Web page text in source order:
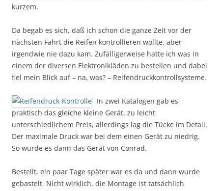
kurzem.
Da begab es sich, daß ich schon die ganze Zeit vor der
nächsten Fahrt die Reifen kontrollieren wollte, aber
irgendwie nie dazu kam. Zufälligerweise hatte ich was in
einem der diversen Elektronikläden zu bestellen und dabei
fiel mein Blick auf – na, was? – Reifendruckkontrollsysteme.
In zwei Katalogen gab es
praktisch das gleiche kleine Gerät, zu leicht
unterschiedlichem Preis, allerdings lag die Tücke im Detail.
Der maximale Druck war bei dem einen Gerät zu niedrig.
So wurde es dann das Gerät von Conrad.
Bestellt, ein paar Tage später war es da und dann wurde
gebastelt. Nicht wirklich, die Montage ist tatsächlich